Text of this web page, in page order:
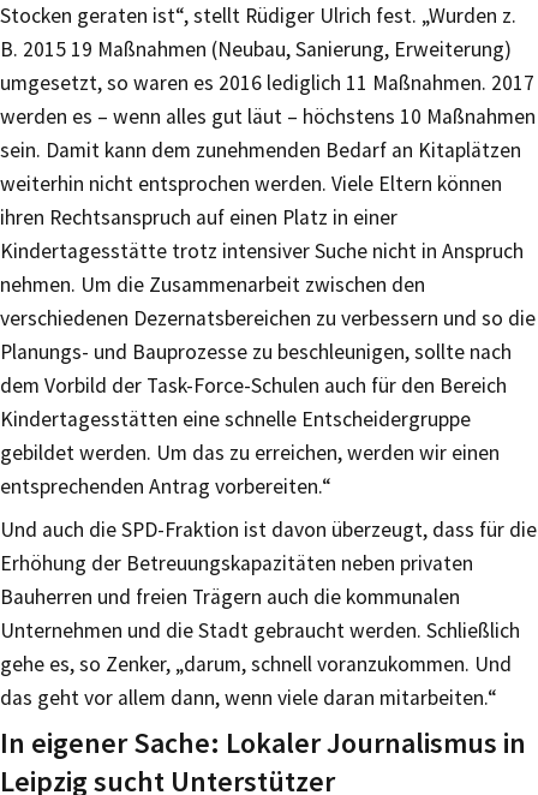
Stocken geraten ist“, stellt Rüdiger Ulrich fest. „Wurden z.
B. 2015 19 Maßnahmen (Neubau, Sanierung, Erweiterung)
umgesetzt, so waren es 2016 lediglich 11 Maßnahmen. 2017
werden es – wenn alles gut läut – höchstens 10 Maßnahmen
sein. Damit kann dem zunehmenden Bedarf an Kitaplätzen
weiterhin nicht entsprochen werden. Viele Eltern können
ihren Rechtsanspruch auf einen Platz in einer
Kindertagesstätte trotz intensiver Suche nicht in Anspruch
nehmen. Um die Zusammenarbeit zwischen den
verschiedenen Dezernatsbereichen zu verbessern und so die
Planungs- und Bauprozesse zu beschleunigen, sollte nach
dem Vorbild der Task-Force-Schulen auch für den Bereich
Kindertagesstätten eine schnelle Entscheidergruppe
gebildet werden. Um das zu erreichen, werden wir einen
entsprechenden Antrag vorbereiten.“
Und auch die SPD-Fraktion ist davon überzeugt, dass für die
Erhöhung der Betreuungskapazitäten neben privaten
Bauherren und freien Trägern auch die kommunalen
Unternehmen und die Stadt gebraucht werden. Schließlich
gehe es, so Zenker, „darum, schnell voranzukommen. Und
das geht vor allem dann, wenn viele daran mitarbeiten.“
In eigener Sache: Lokaler Journalismus in
Leipzig sucht Unterstützer